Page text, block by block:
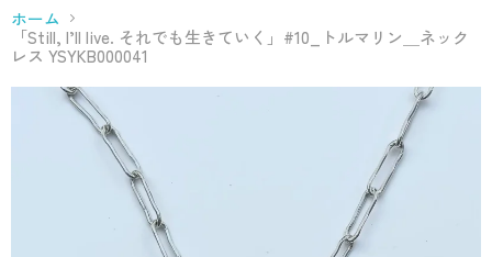
ー
る
見
ホーム
「Still, I’ll live. それでも生きていく」#10_トルマリン＿ネック
レス YSYKB000041